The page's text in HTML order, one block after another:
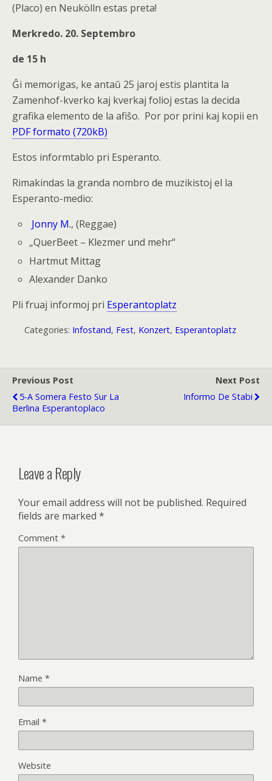
(Placo) en Neukölln estas preta!
Merkredo. 20. Septembro
de 15 h
Ĝi memorigas, ke antaŭ 25 jaroj estis plantita la
Zamenhof-kverko kaj kverkaj folioj estas la decida
grafika elemento de la afiŝo. Por por prini kaj kopii en
PDF formato (720kB)
Estos informtablo pri Esperanto.
Rimakindas la granda nombro de muzikistoj el la
Esperanto-medio:
Jonny M., (Reggae)
„QuerBeet – Klezmer und mehr“
Hartmut Mittag
Alexander Danko
Pli fruaj informoj pri Esperantoplatz
Categories: Infostand, Fest, Konzert, Esperantoplatz
Previous Post
5-A Somera Festo Sur La
Berlina Esperantoplaco
Next Post
Informo De Stabi
Leave a Reply
Your email address will not be published. Required
fields are marked *
Comment *
Name *
Email *
Website